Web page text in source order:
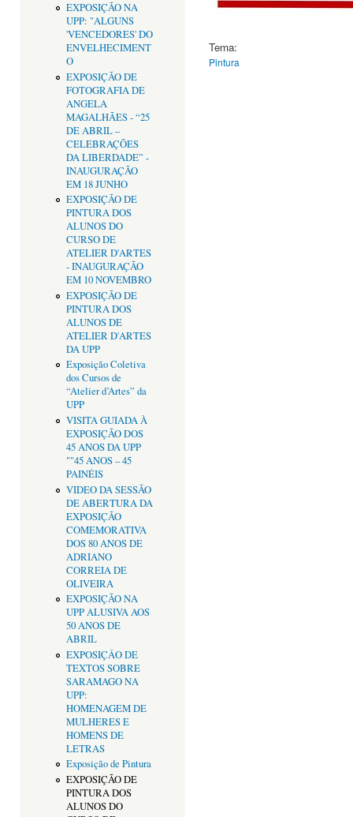
EXPOSIÇÃO NA
UPP: "ALGUNS
'VENCEDORES' DO
ENVELHECIMENT
O
EXPOSIÇÃO DE
FOTOGRAFIA DE
ANGELA
MAGALHÃES - “25
DE ABRIL –
CELEBRAÇÕES
DA LIBERDADE” -
INAUGURAÇÃO
EM 18 JUNHO
EXPOSIÇÃO DE
PINTURA DOS
ALUNOS DO
CURSO DE
ATELIER D'ARTES
- INAUGURAÇÃO
EM 10 NOVEMBRO
EXPOSIÇÃO DE
PINTURA DOS
ALUNOS DE
ATELIER D'ARTES
DA UPP
Exposição Coletiva
dos Cursos de
“Atelier d’Artes” da
UPP
VISITA GUIADA À
EXPOSIÇÃO DOS
45 ANOS DA UPP
""45 ANOS – 45
PAINÉIS
VIDEO DA SESSÃO
DE ABERTURA DA
EXPOSIÇÃO
COMEMORATIVA
DOS 80 ANOS DE
ADRIANO
CORREIA DE
OLIVEIRA
EXPOSIÇÃO NA
UPP ALUSIVA AOS
50 ANOS DE
ABRIL
EXPOSIÇÂO DE
TEXTOS SOBRE
SARAMAGO NA
UPP:
HOMENAGEM DE
MULHERES E
HOMENS DE
LETRAS
Exposição de Pintura
EXPOSIÇÃO DE
PINTURA DOS
ALUNOS DO
Tema:
Pintura